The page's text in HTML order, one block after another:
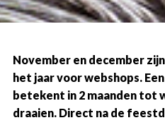
November en december
het jaar voor webshops.
betekent in 2 maanden tot
draaien. Direct na de